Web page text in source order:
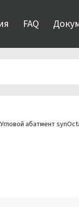
FAQ
Угловой абатмент